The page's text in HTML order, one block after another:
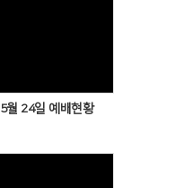
5월 24일 예배현황